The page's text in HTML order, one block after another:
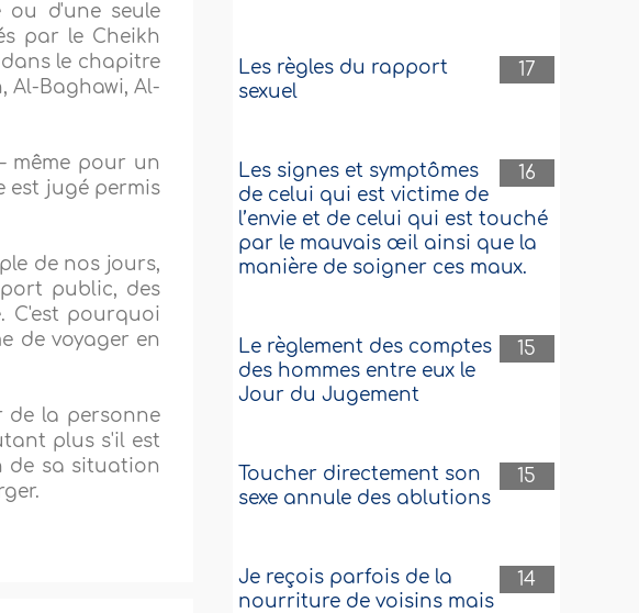
ou d'une seule
par le Cheikh
le chapitre
Al-Baghawi, Al-
même pour un
est jugé permis
de nos jours,
public, des
C'est pourquoi
de voyager en
de la personne
plus s'il est
de sa situation
17
Les règles du rapport
sexuel
16
Les signes et symptômes
de celui qui est victime de
l’envie et de celui qui est touché
par le mauvais œil ainsi que la
manière de soigner ces maux.
15
Le règlement des comptes
des hommes entre eux le
Jour du Jugement
15
Toucher directement son
sexe annule des ablutions
14
Je reçois parfois de la
nourriture de voisins mais